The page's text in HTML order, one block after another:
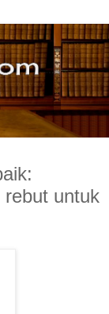
rebut untuk